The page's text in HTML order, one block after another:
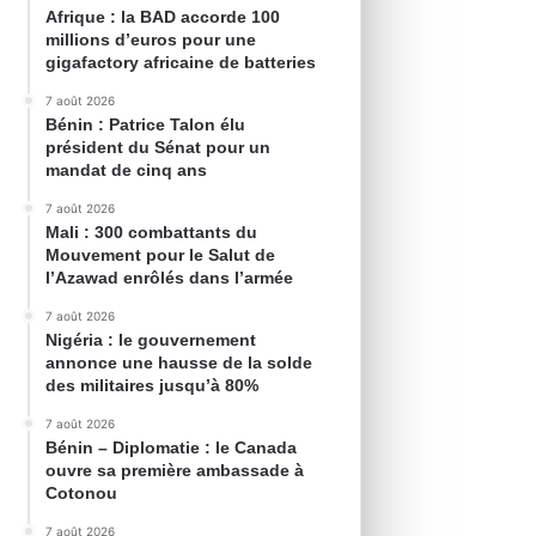
Afrique : la BAD accorde 100
millions d’euros pour une
gigafactory africaine de batteries
7 août 2026
Bénin : Patrice Talon élu
président du Sénat pour un
mandat de cinq ans
7 août 2026
Mali : 300 combattants du
Mouvement pour le Salut de
l’Azawad enrôlés dans l’armée
7 août 2026
Nigéria : le gouvernement
annonce une hausse de la solde
des militaires jusqu’à 80%
7 août 2026
Bénin – Diplomatie : le Canada
ouvre sa première ambassade à
Cotonou
7 août 2026